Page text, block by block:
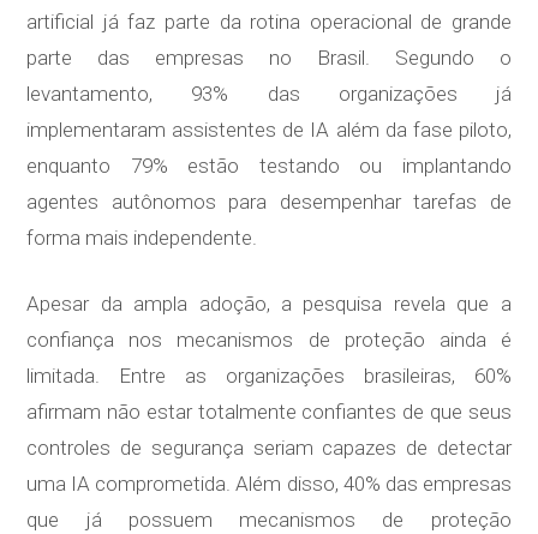
artificial já faz parte da rotina operacional de grande
parte das empresas no Brasil. Segundo o
levantamento, 93% das organizações já
implementaram assistentes de IA além da fase piloto,
enquanto 79% estão testando ou implantando
agentes autônomos para desempenhar tarefas de
forma mais independente.
Apesar da ampla adoção, a pesquisa revela que a
confiança nos mecanismos de proteção ainda é
limitada. Entre as organizações brasileiras, 60%
afirmam não estar totalmente confiantes de que seus
controles de segurança seriam capazes de detectar
uma IA comprometida. Além disso, 40% das empresas
que já possuem mecanismos de proteção